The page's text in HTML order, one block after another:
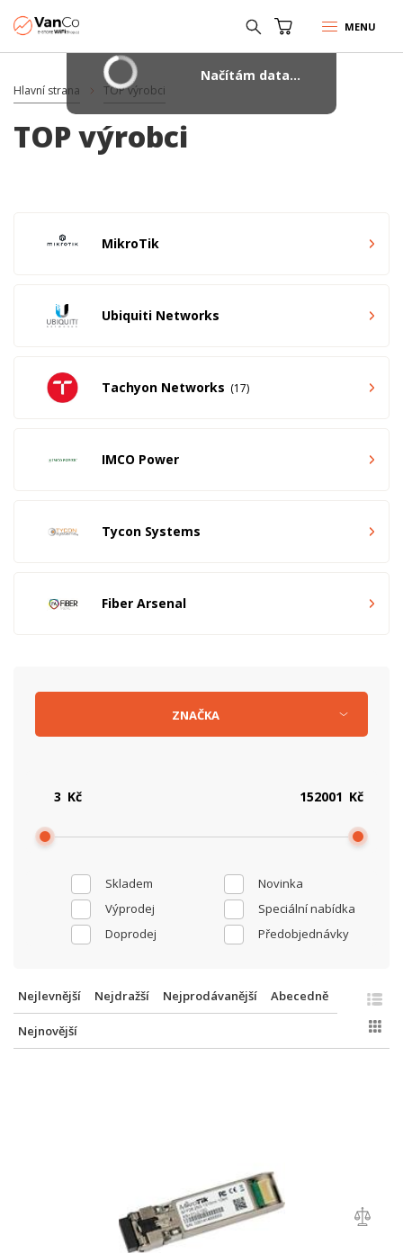
MENU
Hlavní strana TOP výrobci
TOP výrobci
MikroTik
Ubiquiti Networks
Tachyon Networks 17
IMCO Power
Tycon Systems
Fiber Arsenal
Skladem
Novinka
Výprodej
Speciální nabídka
Doprodej
Předobjednávky
Kč Kč
ZNAČKA
Nejlevnější Nejdražší Nejprodávanější Abecedně
Nejnovější
Načítám data...